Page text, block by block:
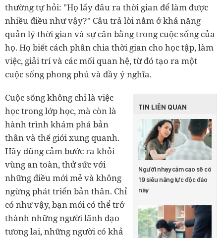
thường tự hỏi: "Họ lấy đâu ra thời gian để làm được
nhiều điều như vậy?" Câu trả lời nằm ở khả năng
quản lý thời gian và sự cân bằng trong cuộc sống của
họ. Họ biết cách phân chia thời gian cho học tập, làm
việc, giải trí và các mối quan hệ, từ đó tạo ra một
cuộc sống phong phú và đầy ý nghĩa.
TIN LIÊN QUAN
Người nhạy cảm cao sẽ có
19 siêu năng lực độc đáo
này
Cuộc sống không chỉ là việc
học trong lớp học, mà còn là
hành trình khám phá bản
thân và thế giới xung quanh.
Hãy dũng cảm bước ra khỏi
vùng an toàn, thử sức với
những điều mới mẻ và không
ngừng phát triển bản thân. Chỉ
có như vậy, bạn mới có thể trở
thành những người lãnh đạo
tương lai, những người có khả